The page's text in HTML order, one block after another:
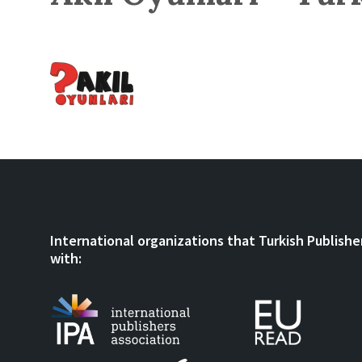
International organizations that Turkish
with: